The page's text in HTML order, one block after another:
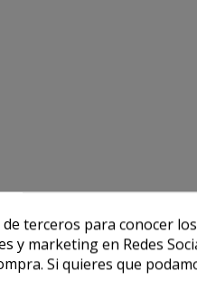
terceros para conocer
y marketing en Redes
Si quieres que